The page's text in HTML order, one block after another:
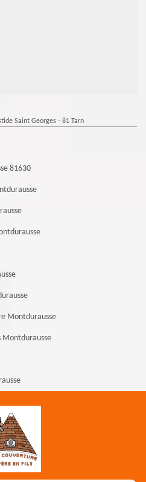
Saint Georges - 81 Tarn
81630
Montdurausse
Montdurausse